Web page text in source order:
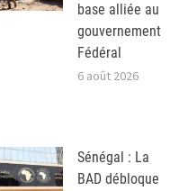
base alliée au
gouvernement
Fédéral
6 août 2026
Sénégal : La
BAD débloque